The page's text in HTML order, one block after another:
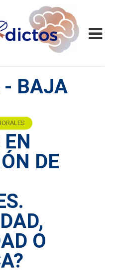
- BAJA
DE
O